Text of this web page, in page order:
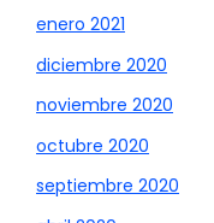
enero 2021
diciembre 2020
noviembre 2020
octubre 2020
septiembre 2020